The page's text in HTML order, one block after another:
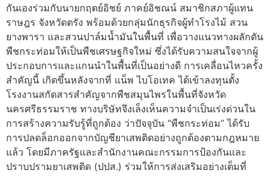
กันเองร่วมกับนายกฤตย์อิชย์ ภาคย์อิชณน์ สมาชิกสภาผู้แทน
ราษฎร จังหวัดตรัง พร้อมด้วยกลุ่มนักธุรกิจผู้ทำโรงไม้ สวน
ยางพารา และสวนปาล์มน้ำมันในพื้นที่ เพื่อวางแนวทางผลักดัน
พืชกระท่อมให้เป็นพืชเศรษฐกิจใหม่ ซึ่งได้รับความสนใจจากผู้
ประกอบการและแกนนำในพื้นที่เป็นอย่างดี การเคลื่อนไหวครั้ง
สำคัญนี้ เกิดขึ้นหลังจากที่ แน็พ ไบโอเทค ได้เข้าลงทุนตั้ง
โรงงานสกัดสารสำคัญจากพืชสมุนไพรในพื้นที่จังหวัด
นครศรีธรรมราช ทางบริษัทจึงเล็งเห็นความจำเป็นเร่งด่วนใน
การสร้างความรับรู้ที่ถูกต้อง ว่าปัจจุบัน “พืชกระท่อม” ได้รับ
การปลดล็อกออกจากบัญชียาเสพติดอย่างถูกต้องตามกฎหมาย
แล้ว โดยมีภาครัฐและสำนักงานคณะกรรมการป้องกันและ
ปราบปรามยาเสพติด (ปปส.) ร่วมให้การส่งเสริมอย่างเต็มที่